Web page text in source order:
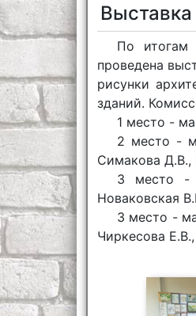
По итогам
проведена
рисунки
зданий.
1 место -
2 место -
Симакова
3 место -
Новаковская
3 место -
Чиркесова